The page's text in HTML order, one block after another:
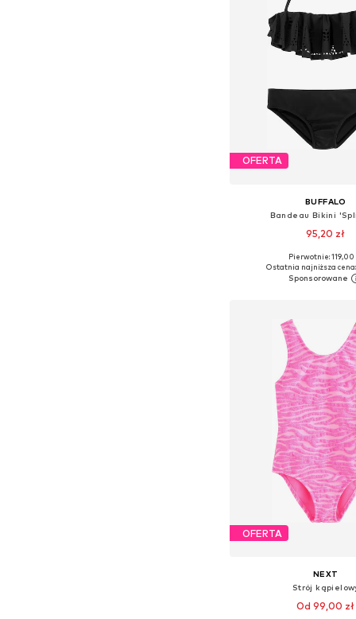
OFERTA
BUFFALO
Bandeau Bikini
95,20 zł
Dodaj do
Pierwotnie: 119,00
Ostatnia najniższa cena:
OFERTA
NEXT
Strój
Od 99,00 zł